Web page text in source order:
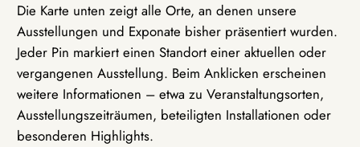
Die Karte unten zeigt alle Orte, an denen unsere
Ausstellungen und Exponate bisher präsentiert wurden.
Jeder Pin markiert einen Standort einer aktuellen oder
vergangenen Ausstellung. Beim Anklicken erscheinen
weitere Informationen – etwa zu Veranstaltungsorten,
Ausstellungszeiträumen, beteiligten Installationen oder
besonderen Highlights.